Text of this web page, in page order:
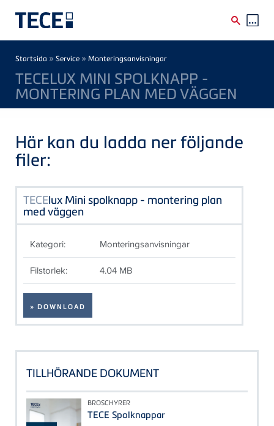
Breadcrumb
Startsida » Service » Monteringsanvisningar
TECELUX MINI SPOLKNAPP -
MONTERING PLAN MED VÄGGEN
Här kan du ladda ner följande
filer:
TECElux Mini spolknapp - montering plan
med väggen
Kategori: Monteringsanvisningar
Filstorlek: 4.04 MB
» DOWNLOAD
TILLHÖRANDE DOKUMENT
BROSCHYRER
TECE Spolknappar